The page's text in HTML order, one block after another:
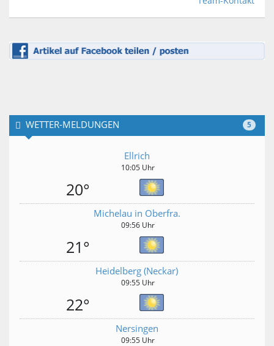
5
WETTER-MELDUNGEN
Ellrich
10:05 Uhr
20°
Michelau in Oberfra.
09:56 Uhr
21°
Heidelberg (Neckar)
09:55 Uhr
22°
Nersingen
09:55 Uhr